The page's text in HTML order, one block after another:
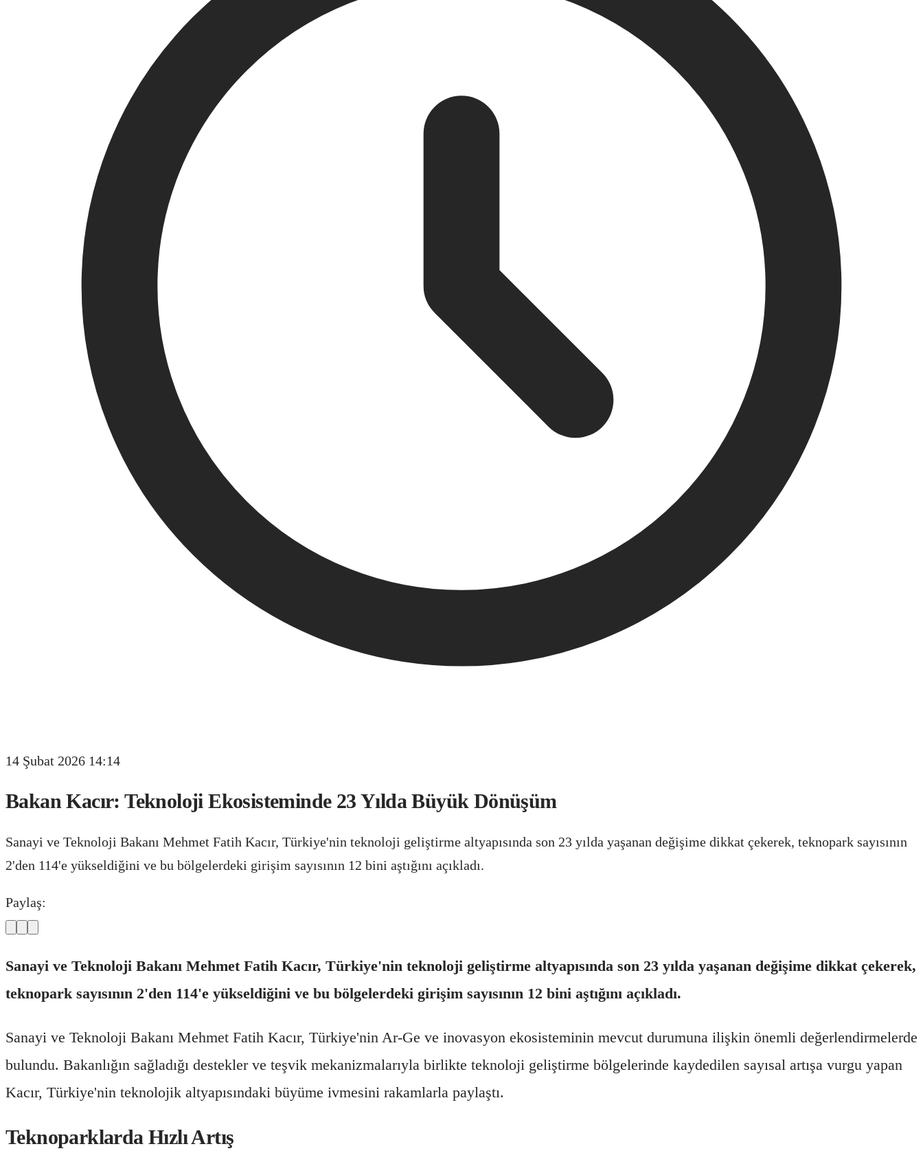
14 Şubat 2026 14:14
Bakan Kacır: Teknoloji Ekosisteminde 23 Yılda Büyük Dönüşüm
Sanayi ve Teknoloji Bakanı Mehmet Fatih Kacır, Türkiye'nin teknoloji geliştirme altyapısında son 23 yılda yaşanan değişime dikkat çekerek, teknopark sayısının
2'den 114'e yükseldiğini ve bu bölgelerdeki girişim sayısının 12 bini aştığını açıkladı.
Paylaş:
Sanayi ve Teknoloji Bakanı Mehmet Fatih Kacır, Türkiye'nin teknoloji geliştirme altyapısında son 23 yılda yaşanan değişime dikkat çekerek,
teknopark sayısının 2'den 114'e yükseldiğini ve bu bölgelerdeki girişim sayısının 12 bini aştığını açıkladı.
Sanayi ve Teknoloji Bakanı Mehmet Fatih Kacır, Türkiye'nin Ar-Ge ve inovasyon ekosisteminin mevcut durumuna ilişkin önemli değerlendirmelerde
bulundu. Bakanlığın sağladığı destekler ve teşvik mekanizmalarıyla birlikte teknoloji geliştirme bölgelerinde kaydedilen sayısal artışa vurgu yapan
Kacır, Türkiye'nin teknolojik altyapısındaki büyüme ivmesini rakamlarla paylaştı.
Teknoparklarda Hızlı Artış